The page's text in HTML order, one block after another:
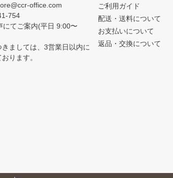
office.com
754
にてご案内(平日 9:00〜
きましては、3営業日以内に
ります。
ご利用ガイド
配送・送料について
お支払いについて
返品・交換について